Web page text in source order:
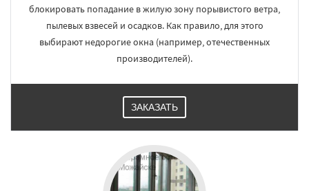
блокировать попадание в жилую зону порывистого ветра,
пылевых взвесей и осадков. Как правило, для этого
выбирают недорогие окна (например, отечественных
производителей).
ЗАКАЗАТЬ